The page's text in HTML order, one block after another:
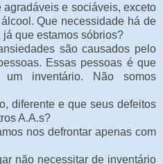
e sociáveis, exceto
Que necessidade há de
que estamos sóbrios?
são causados pelo
Essas pessoas é que
um inventário. Não somos
diferente e que seus defeitos
A.A.s?
nos defrontar apenas com
não necessitar de inventário